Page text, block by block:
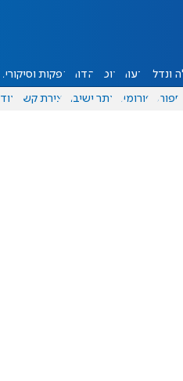
ונדל"ן דעות אוכל יהדות הפקות וסיקורים
ספורט פורומים אתר ישיבה יצירת קשר עוד